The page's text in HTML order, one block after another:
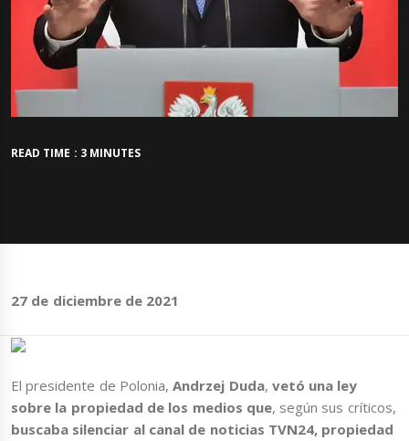
READ TIME : 3 MINUTES
27 de diciembre de 2021
El presidente de Polonia,Andrzej Duda, vetó una ley
sobre la propiedad de los medios que, según sus críticos,
buscaba silenciar al canal de noticias TVN24, propiedad